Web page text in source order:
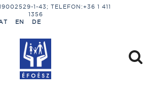
1-43; TELEFON:+36 1 411
1356
EN DE